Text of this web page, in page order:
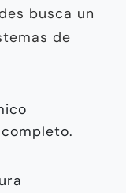
busca un
de